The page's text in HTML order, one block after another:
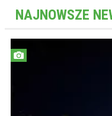
NAJNOWSZE